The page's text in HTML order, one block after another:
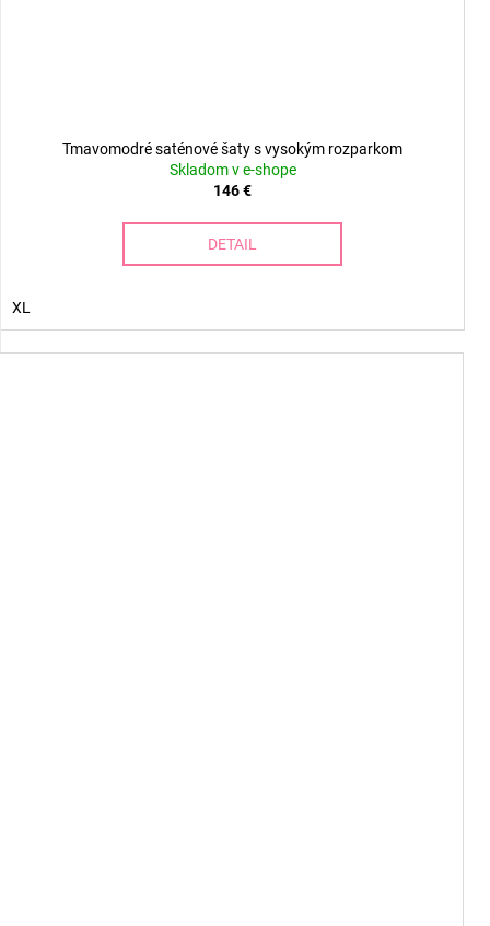
Tmavomodré saténové šaty s vysokým rozparkom
Skladom v e-shope
146 €
DETAIL
XL